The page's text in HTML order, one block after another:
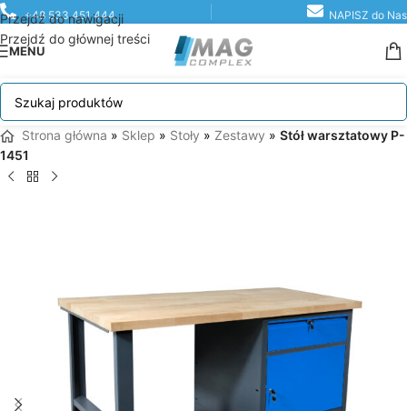
Przejdź do nawigacji
Przejdź do głównej treści
+48 533 451 444 NAPISZ do Nas
MENU
Strona główna » Sklep » Stoły » Zestawy » Stół warsztatowy P-
1451